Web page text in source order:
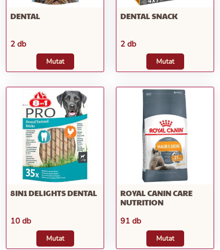
DENTAL
2 db
Mutat
DENTAL SNACK
2 db
Mutat
8IN1 DELIGHTS DENTAL
10 db
Mutat
ROYAL CANIN CARE
NUTRITION
91 db
Mutat